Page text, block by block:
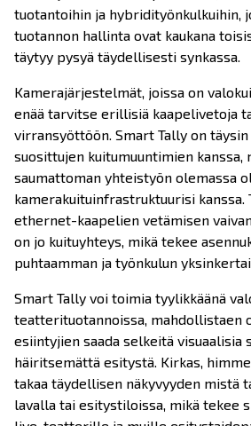
tuotantoihin ja hybridityönkulkuihin,
tuotannon hallinta ovat kaukana
täytyy pysyä täydellisesti synkassa.
Kamerajärjestelmät, joissa on
enää tarvitse erillisiä kaapelivetoja
virransyöttöön. Smart Tally on
suosittujen kuitumuuntimien kanssa,
saumattoman yhteistyön olemassa
kamerakuituinfrastruktuurisi kanssa.
ethernet-kaapelien vetämisen
on jo kuituyhteys, mikä tekee
puhtaamman ja työnkulun
Smart Tally voi toimia tyylikkäänä
teatterituotannoissa, mahdollistaen
esiintyjien saada selkeitä visuaalisia
häiritsemättä esitystä. Kirkas,
takaa täydellisen näkyvyyden mistä
lavalla tai esitystiloissa, mikä tekee